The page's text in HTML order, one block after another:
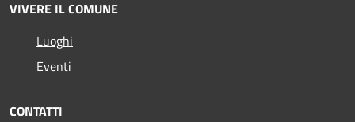
VIVERE IL COMUNE
Luoghi
Eventi
CONTATTI